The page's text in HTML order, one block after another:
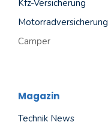
Kfz-Versicherung
Motorradversicherung
Camper
Magazin
Technik News